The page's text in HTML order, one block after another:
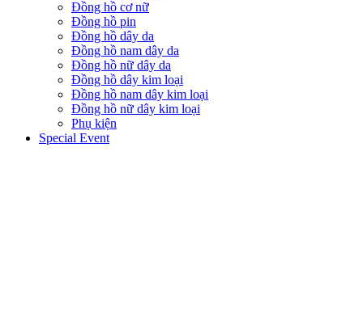
Đồng hồ cơ nữ
Đồng hồ pin
Đồng hồ dây da
Đồng hồ nam dây da
Đồng hồ nữ dây da
Đồng hồ dây kim loại
Đồng hồ nam dây kim loại
Đồng hồ nữ dây kim loại
Phụ kiện
Special Event